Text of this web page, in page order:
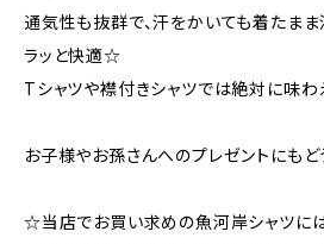
通気性も抜群で、汗をかいても着たまま
ラッと快適☆
Tシャツや襟付きシャツでは絶対に味わ
お子様やお孫さんへのプレゼントにも
☆当店でお買い求めの魚河岸シャツに